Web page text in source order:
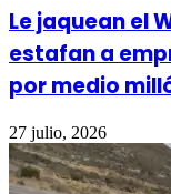
Le jaquean el
estafan a
por medio
27 julio, 2026